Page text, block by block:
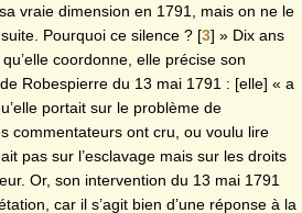
vraie dimension en 1791, mais on ne le
Pourquoi ce silence ? [3] » Dix ans
coordonne, elle précise son
Robespierre du 13 mai 1791 : [elle] « a
portait sur le problème de
commentateurs ont cru, ou voulu lire
pas sur l’esclavage mais sur les droits
Or, son intervention du 13 mai 1791
car il s’agit bien d’une réponse à la